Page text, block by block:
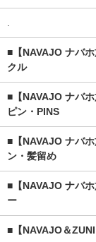
.
■【NAVAJO ナバ
クル
■【NAVAJO ナバ
ピン・PINS
■【NAVAJO ナバ
ン・髪留め
■【NAVAJO ナバ
ー
■【NAVAJO＆